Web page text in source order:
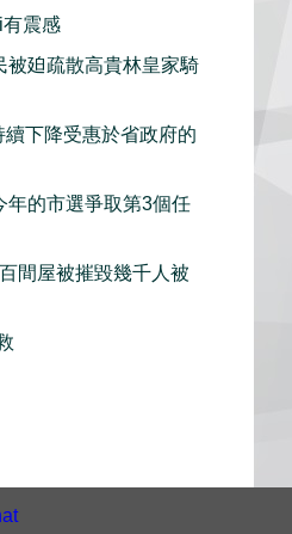
震感
被廹疏散高貴林皇家騎
下降受惠於省政府的
年的市選爭取第3個任
間屋被摧毀幾千人被
救